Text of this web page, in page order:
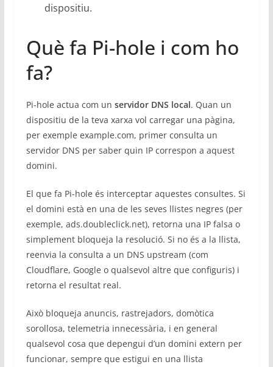
dispositiu.
Què fa Pi-hole i com ho
fa?
Pi-hole actua com un servidor DNS local. Quan un
dispositiu de la teva xarxa vol carregar una pàgina,
per exemple example.com, primer consulta un
servidor DNS per saber quin IP correspon a aquest
domini.
El que fa Pi-hole és interceptar aquestes consultes. Si
el domini està en una de les seves llistes negres (per
exemple, ads.doubleclick.net), retorna una IP falsa o
simplement bloqueja la resolució. Si no és a la llista,
reenvia la consulta a un DNS upstream (com
Cloudflare, Google o qualsevol altre que configuris) i
retorna el resultat real.
Això bloqueja anuncis, rastrejadors, domòtica
sorollosa, telemetria innecessària, i en general
qualsevol cosa que depengui d’un domini extern per
funcionar, sempre que estigui en una llista